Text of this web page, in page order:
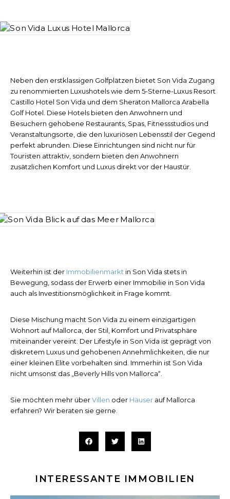
Neben den erstklassigen Golfplätzen bietet Son Vida Zugang
zu renommierten Luxushotels wie dem 5-Sterne-Luxus Resort
Castillo Hotel Son Vida und dem Sheraton Mallorca Arabella
Golf Hotel. Diese Hotels bieten den Anwohnern und
Besuchern gehobene Restaurants, Spas, Fitnessstudios und
Veranstaltungsorte, die den luxuriösen Lebensstil der Gegend
perfekt abrunden. Diese Einrichtungen sind nicht nur für
Touristen attraktiv, sondern bieten den Anwohnern
zusätzlichen Komfort und Luxus direkt vor der Haustür.
Weiterhin ist der Immobilienmarkt in Son Vida stets in
Bewegung, sodass der Erwerb einer Immobilie in Son Vida
auch als Investitionsmöglichkeit in Frage kommt.
Diese Mischung macht Son Vida zu einem einzigartigen
Wohnort auf Mallorca, der Stil, Komfort und Privatsphäre
miteinander vereint. Der Lifestyle in Son Vida ist geprägt von
diskretem Luxus und gehobenen Annehmlichkeiten, die nur
einer kleinen Elite vorbehalten sind. Immerhin ist Son Vida
nicht umsonst das „Beverly Hills von Mallorca“.
Sie möchten mehr überVillen oder Häuser auf Mallorca
erfahren? Wir beraten sie gerne.
INTERESSANTE IMMOBILIEN